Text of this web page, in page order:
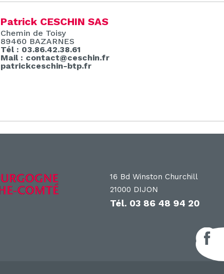
Patrick CESCHIN SAS
Chemin de Toisy
89460 BAZARNES
Tél : 03.86.42.38.61
Mail : contact@ceschin.fr
patrickceschin-btp.fr
16 Bd Winston Churchill
21000 DIJON
Tél. 03 86 48 94 20